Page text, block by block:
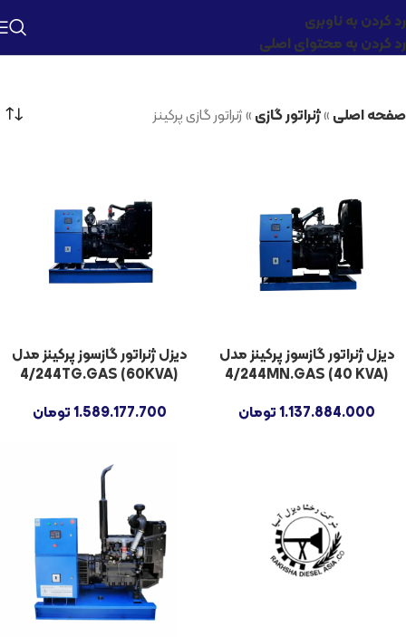
رد کردن به ناوبری
رد کردن به محتوای اصلی
صفحه اصلی»ژنراتور گازی»ژنراتور گازی پرکینز
دیزل ژنراتور گازسوز پرکینز مدل
4/244MN.GAS (40 KVA)
1.137.884.000تومان
دیزل ژنراتور گازسوز پرکینز مدل
4/244TG.GAS (60KVA)
1.589.177.700تومان